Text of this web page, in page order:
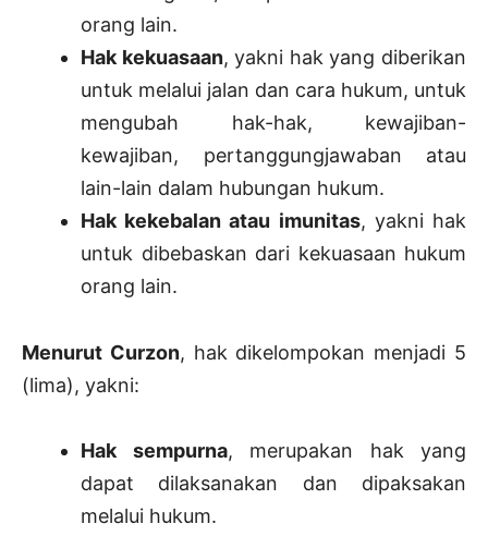
orang lain.
Hak kekuasaan, yakni hak yang diberikan
untuk melalui jalan dan cara hukum, untuk
mengubah hak-hak, kewajiban-
kewajiban, pertanggungjawaban atau
lain-lain dalam hubungan hukum.
Hak kekebalan atau imunitas, yakni hak
untuk dibebaskan dari kekuasaan hukum
orang lain.
Menurut Curzon, hak dikelompokan menjadi 5
(lima), yakni:
Hak sempurna, merupakan hak yang
dapat dilaksanakan dan dipaksakan
melalui hukum.